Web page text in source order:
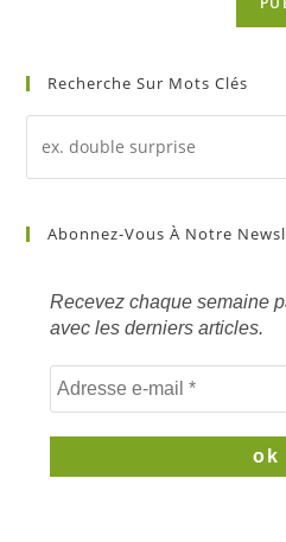
Recherche Sur Mots Clés
d'un
mots
Abonnez-Vous À Notre
Recevez chaque semaine
avec les derniers articles.